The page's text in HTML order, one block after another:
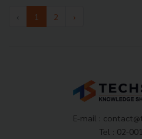
‹ 1 2 ›
E-mail :
Tel : 02-